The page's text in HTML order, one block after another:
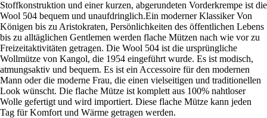
Stoffkonstruktion und einer kurzen, abgerundeten Vorderkrempe ist die
Wool 504 bequem und unaufdringlich.Ein moderner Klassiker Von
Königen bis zu Aristokraten, Persönlichkeiten des öffentlichen Lebens
bis zu alltäglichen Gentlemen werden flache Mützen nach wie vor zu
Freizeitaktivitäten getragen. Die Wool 504 ist die ursprüngliche
Wollmütze von Kangol, die 1954 eingeführt wurde. Es ist modisch,
atmungsaktiv und bequem. Es ist ein Accessoire für den modernen
Mann oder die moderne Frau, die einen vielseitigen und traditionellen
Look wünscht. Die flache Mütze ist komplett aus 100% nahtloser
Wolle gefertigt und wird importiert. Diese flache Mütze kann jeden
Tag für Komfort und Wärme getragen werden.